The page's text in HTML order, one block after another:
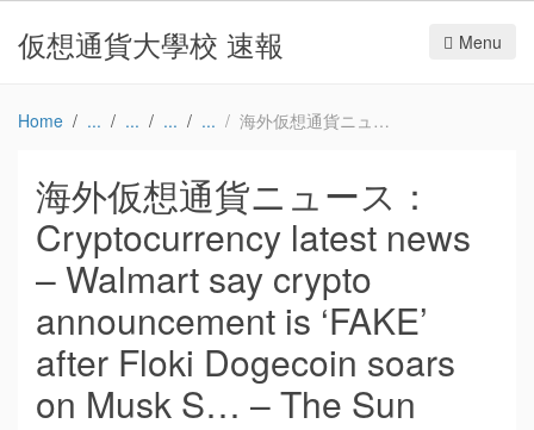
仮想通貨大學校 速報 Menu
Home 海外仮想通貨ニュース：Cryptocurrency latest news – Walmart say crypto announcement is ‘FAKE’ after Floki Dogecoin soars on Musk S… – The Sun
海外仮想通貨ニュース：
Cryptocurrency latest news
– Walmart say crypto
announcement is ‘FAKE’
after Floki Dogecoin soars
on Musk S… – The Sun